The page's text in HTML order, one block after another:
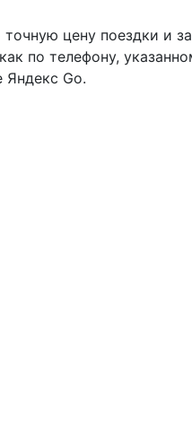
точную цену поездки и
по телефону,
Go.